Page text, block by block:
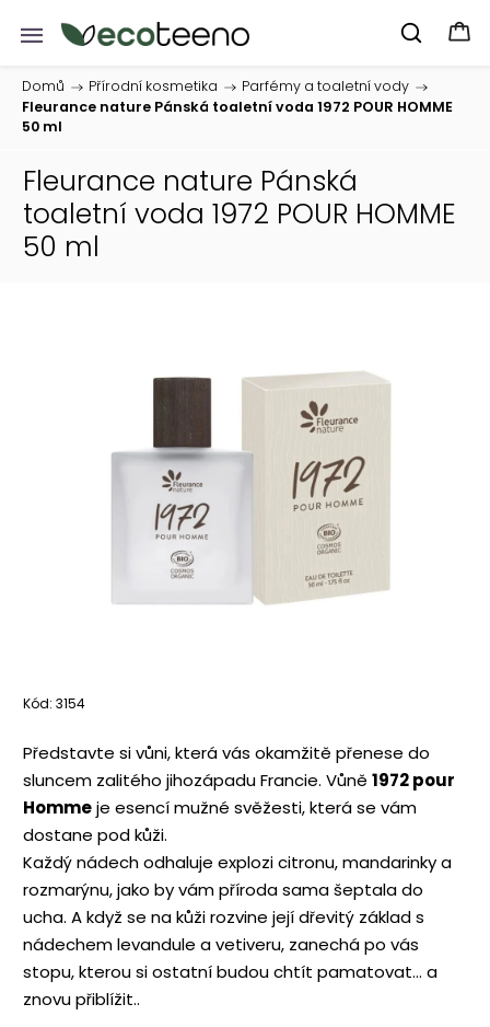
Domů / Přírodní kosmetika / Parfémy a toaletní vody /
Fleurance nature Pánská toaletní voda 1972 POUR HOMME
50 ml
Fleurance nature Pánská
toaletní voda 1972 POUR HOMME
50 ml
Kód: 3154
Představte si vůni, která vás okamžitě přenese do
sluncem zalitého jihozápadu Francie. Vůně 1972 pour
Hommeje esencí mužné svěžesti, která se vám
dostane pod kůži.
Každý nádech odhaluje explozi citronu, mandarinky a
rozmarýnu, jako by vám příroda sama šeptala do
ucha. A když se na kůži rozvine její dřevitý základ s
nádechem levandule a vetiveru, zanechá po vás
stopu, kterou si ostatní budou chtít pamatovat… a
znovu přiblížit..